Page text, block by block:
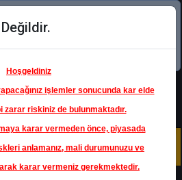
indirin!
Hoşgeldiniz
işlemler sonucunda kar elde
zarar riskiniz de bulunmaktadır.
karar vermeden önce, piyasada
anlamanız, mali durumunuzu ve
karar vermeniz gerekmektedir.